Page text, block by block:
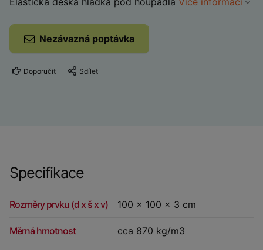
Nezávazná poptávka
Doporučit Sdílet
Specifikace
Rozměry prvku (d x š x v) 100 x 100 x 3 cm
Měrná hmotnost cca 870 kg/m3